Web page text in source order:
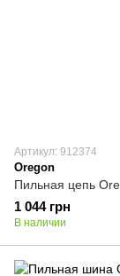
Артикул: 912374
Oregon
Пильная цепь
1 044 грн
В наличии